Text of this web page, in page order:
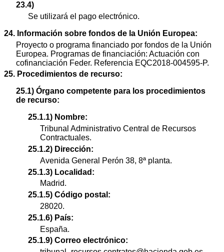
23.4)
Se utilizará el pago electrónico.
24. Información sobre fondos de la Unión Europea:
Proyecto o programa financiado por fondos de la Unión
Europea. Programas de financiación: Actuación con
cofinanciación Feder. Referencia EQC2018-004595-P.
25. Procedimientos de recurso:
25.1) Órgano competente para los procedimientos
de recurso:
25.1.1) Nombre:
Tribunal Administrativo Central de Recursos
Contractuales.
25.1.2) Dirección:
Avenida General Perón 38, 8ª planta.
25.1.3) Localidad:
Madrid.
25.1.5) Código postal:
28020.
25.1.6) País:
España.
25.1.9) Correo electrónico: